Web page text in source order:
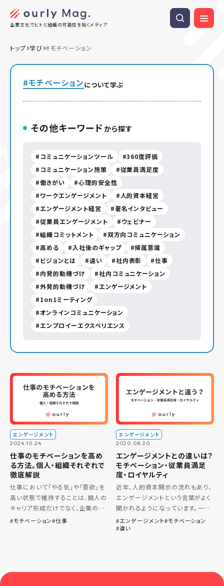
企業文化でヒトと組織の可能性を拓くメディア
トップ 学び #モチベーション
#モチベーションについて学ぶ
その他キーワード から探す
コミュニケーションツール
360度評価
コミュニケーション施策
従業員満足度
働きがい
心理的安全性
ワークエンゲージメント
人的資本経営
エンゲージメント経営
著名インタビュー
従業員エンゲージメント
ウェビナー
組織コミットメント
双方向コミュニケーション
高める
入社後のギャップ
帰属意識
ビジョンとは
違い 社内表彰
仕事
内発的動機づけ
社内コミュニケーション
外発的動機づけ
エンゲージメント
1on1ミーティング
オンラインコミュニケーション
エンプロイーエクスペリエンス
エンゲージメント
2024.10.24
仕事のモチベーションを高め
る方法。個人・組織それぞれで
徹底解説
仕事において「やる気」や「意欲」を
高い状態で維持することは、個人の
キャリア形成だけでなく、企業の生
産性向上や離職率の低減にもつな
モチベーション 仕事
エンゲージメント
2020.08.20
エンゲージメントとの違いは？
モチベーション・従業員満足
度・ロイヤルティ
近年、人的資本開示の流れもあり、
エンゲージメントという言葉がよく
聞かれるようになっています。一方
で、モチベーション・従業員満足度・
ロイヤリティなど似た概念や言葉
エンゲージメント モチベーション
違い